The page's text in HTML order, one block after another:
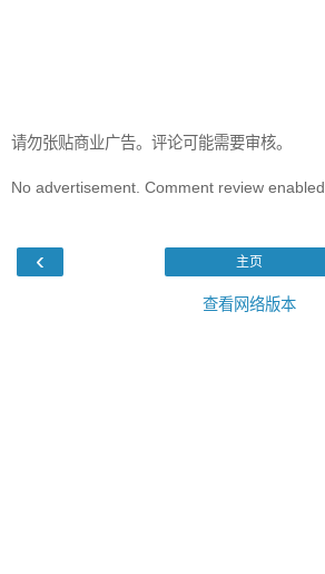
请勿张贴商业广告。评论可能需要审核。
No advertisement. Comment review enabled.
‹ 主页
查看网络版本